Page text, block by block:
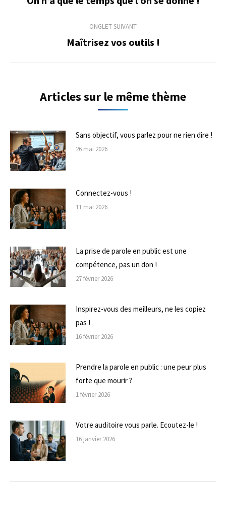
commentaireONGLET SUIVANT
Onglet
Maîtrisez vos outils !
Articles sur le même thème
Sans objectif, vous parlez pour ne rien dire !
26 mai 2026
Connectez-vous !
11 mai 2026
La prise de parole en public est une
compétence, pas un don !
27 février 2026
Inspirez-vous des meilleurs, ne les copiez
pas !
16 février 2026
Prendre la parole en public : une peur plus
forte que mourir ?
1 février 2026
Votre auditoire vous parle. Ecoutez-le !
16 janvier 2026